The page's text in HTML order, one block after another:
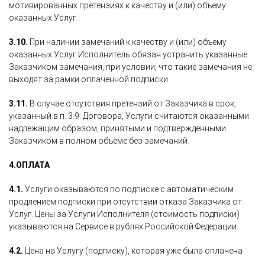
мотивированных претензиях к качеству и (или) объему
оказанных Услуг.
3.10. При наличии замечаний к качеству и (или) объему
оказанных Услуг Исполнитель обязан устранить указанные
Заказчиком замечания, при условии, что такие замечания не
выходят за рамки оплаченной подписки.
3.11. В случае отсутствия претензий от Заказчика в срок,
указанный в п. 3.9. Договора, Услуги считаются оказанными
надлежащим образом, принятыми и подтверждёнными
Заказчиком в полном объеме без замечаний.
4.ОПЛАТА
4.1. Услуги оказываются по подписке с автоматическим
продлением подписки при отсутствии отказа Заказчика от
Услуг. Цены за Услуги Исполнителя (стоимость подписки)
указываются на Сервисе в рублях Российской Федерации.
4.2. Цена на Услугу (подписку), которая уже была оплачена